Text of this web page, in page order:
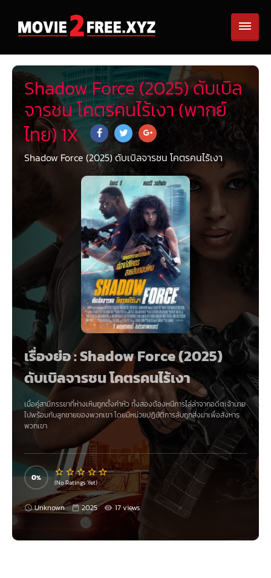
Shadow Force (2025) ดับเบิล
จารชน โคตรคนไร้เงา (พากย์
ไทย) 1X
Shadow Force (2025) ดับเบิลจารชน โคตรคนไร้เงา
เรื่องย่อ : Shadow Force (2025)
ดับเบิลจารชน โคตรคนไร้เงา
เมื่อคู่สามีภรรยาที่ห่างเหินถูกตั้งค่าหัว ทั้งสองต้องหนีการไล่ล่าจากอดีตเจ้านาย
ไปพร้อมกับลูกชายของพวกเขา โดยมีหน่วยปฏิบัติการลับถูกส่งมาเพื่อสังหาร
พวกเขา
0 (No Ratings Yet)
Unknown 2025 17 views